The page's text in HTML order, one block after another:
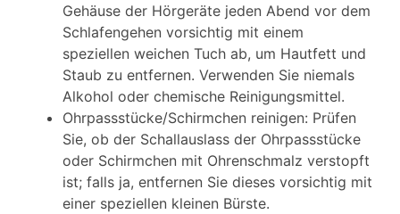
Gehäuse der Hörgeräte jeden Abend vor dem
Schlafengehen vorsichtig mit einem
speziellen weichen Tuch ab, um Hautfett und
Staub zu entfernen. Verwenden Sie niemals
Alkohol oder chemische Reinigungsmittel.
Ohrpassstücke/Schirmchen reinigen: Prüfen
Sie, ob der Schallauslass der Ohrpassstücke
oder Schirmchen mit Ohrenschmalz verstopft
ist; falls ja, entfernen Sie dieses vorsichtig mit
einer speziellen kleinen Bürste.